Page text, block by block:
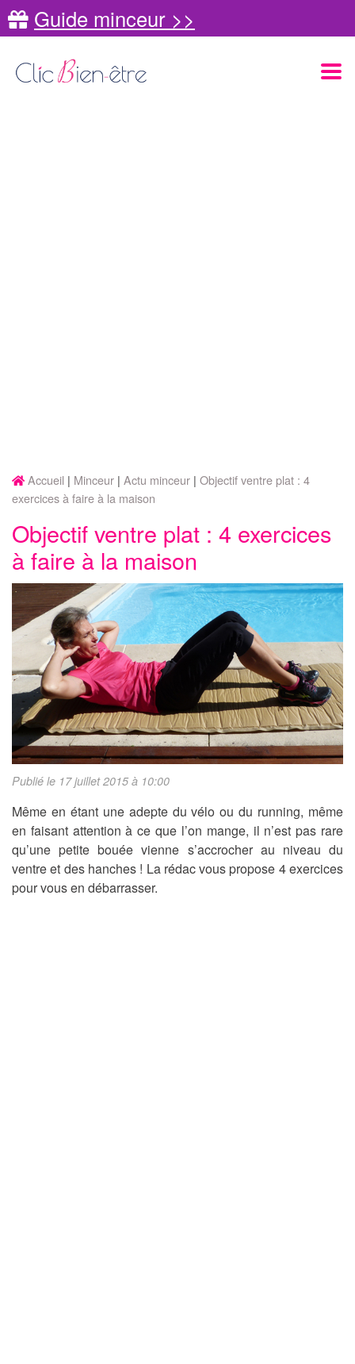
Guide minceur >>
Accueil Minceur Actu minceur Objectif ventre plat : 4
exercices à faire à la maison
Objectif ventre plat : 4 exercices
à faire à la maison
Publié le 17 juillet 2015 à 10:00
Même en étant une adepte du vélo ou du running, même
en faisant attention à ce que l’on mange, il n’est pas rare
qu’une petite bouée vienne s’accrocher au niveau du
ventre et des hanches ! La rédac vous propose 4 exercices
pour vous en débarrasser.